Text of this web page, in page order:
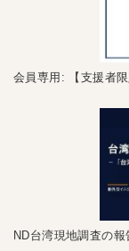
会員専用: 【支援者
ND台湾現地調査の